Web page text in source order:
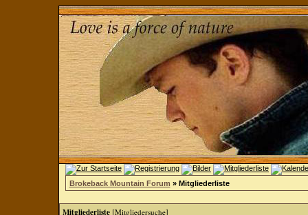
Brokeback Mountain Forum » Mitgliederliste
Mitgliederliste [Mitgliedersuche]